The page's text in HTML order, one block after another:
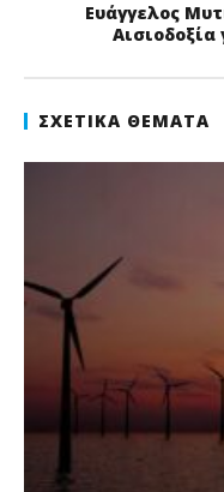
Ευάγγελος
ΣΧΕΤΙΚΆ ΘΈΜΑΤΑ